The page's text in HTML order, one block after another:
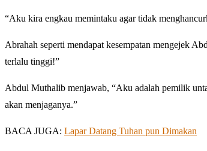
“Aku kira engkau memintaku agar tidak
Abrahah seperti mendapat kesempatan mengejek
terlalu tinggi!”
Abdul Muthalib menjawab, “Aku adalah pemilik
akan menjaganya.”
BACA JUGA: Lapar Datang Tuhan pun Dimakan